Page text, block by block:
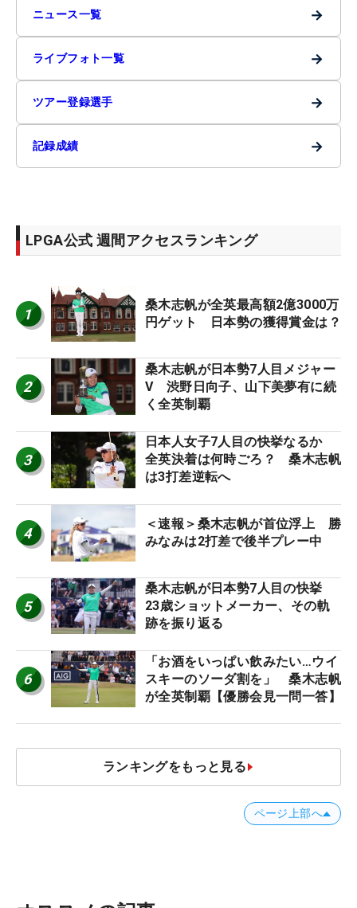
ニュース一覧 →
ライブフォト一覧 →
ツアー登録選手 →
記録成績 →
LPGA公式 週間アクセスランキング
1
桑木志帆が全英最高額2億3000万
円ゲット 日本勢の獲得賞金は？
2
桑木志帆が日本勢7人目メジャー
V 渋野日向子、山下美夢有に続
く全英制覇
3
日本人女子7人目の快挙なるか
全英決着は何時ごろ？ 桑木志帆
は3打差逆転へ
4
＜速報＞桑木志帆が首位浮上 勝
みなみは2打差で後半プレー中
5
桑木志帆が日本勢7人目の快挙
23歳ショットメーカー、その軌
跡を振り返る
6
「お酒をいっぱい飲みたい…ウイ
スキーのソーダ割を」 桑木志帆
が全英制覇【優勝会見一問一答】
ランキングをもっと見る
ページ上部へ